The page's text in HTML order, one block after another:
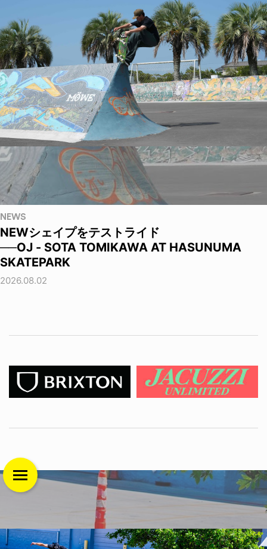
NEWS
NEWシェイプをテストライド
──OJ - SOTA TOMIKAWA AT HASUNUMA
SKATEPARK
2026.08.02